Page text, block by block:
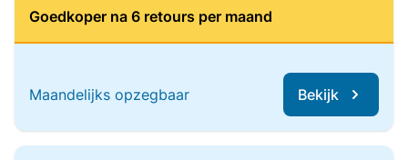
Goedkoper na 6 retours per maand
Maandelijks opzegbaar Bekijk